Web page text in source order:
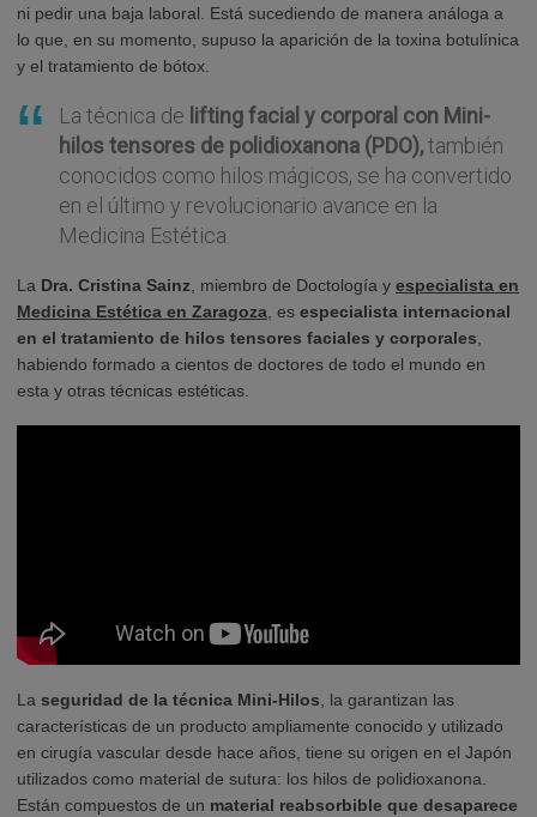
ni pedir una baja laboral. Está sucediendo de manera análoga a
lo que, en su momento, supuso la aparición de la toxina botulínica
y el tratamiento de bótox.
La técnica de lifting facial y corporal con Mini-
hilos tensores de polidioxanona (PDO),también
conocidos como hilos mágicos, se ha convertido
en el último y revolucionario avance en la
Medicina Estética.
La Dra. Cristina Sainz , miembro de Doctología y especialista en
Medicina Estética en Zaragoza , es especialista internacional
en el tratamiento de hilos tensores faciales y corporales
habiendo formado a cientos de doctores de todo el mundo en
esta y otras técnicas estéticas.
La seguridad de la técnica Mini-Hilos , la garantizan las
características de un producto ampliamente conocido y utilizado
en cirugía vascular desde hace años, tiene su origen en el Japón
utilizados como material de sutura: los hilos de polidioxanona.
Están compuestos de un material reabsorbible que desaparece